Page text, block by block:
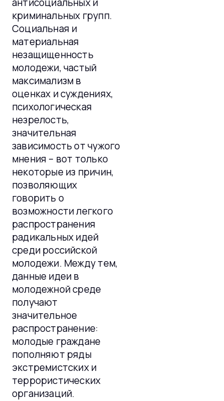
антисоциальных и
криминальных групп.
Социальная и
материальная
незащищенность
молодежи, частый
максимализм в
оценках и суждениях,
психологическая
незрелость,
значительная
зависимость от чужого
мнения – вот только
некоторые из причин,
позволяющих
говорить о
возможности легкого
распространения
радикальных идей
среди российской
молодежи. Между тем,
данные идеи в
молодежной среде
получают
значительное
распространение:
молодые граждане
пополняют ряды
экстремистских и
террористических
организаций.